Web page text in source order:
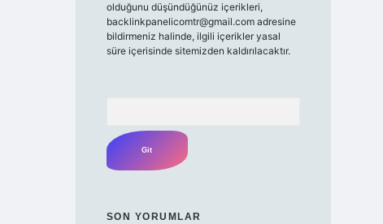
olduğunu düşündüğünüz içerikleri,
backlinkpanelicomtr@gmail.comadresine
bildirmeniz halinde, ilgili içerikler yasal
süre içerisinde sitemizden kaldırılacaktır.
SON YORUMLAR